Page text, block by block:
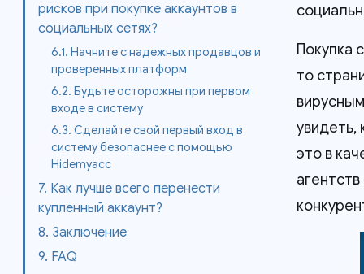
рисков при покупке аккаунтов в
социальных сетях?
6.1. Начните с надежных продавцов и
проверенных платформ
6.2. Будьте осторожны при первом
входе в систему
6.3. Сделайте свой первый вход в
систему безопаснее с помощью
Hidemyacc
7. Как лучше всего перенести
купленный аккаунт?
8. Заключение
9. FAQ
Покупка
то
увидеть,
это в